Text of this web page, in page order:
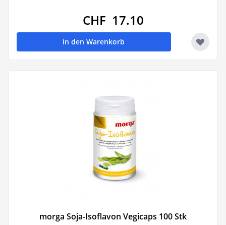
CHF 17.10
In den Warenkorb
morga Soja-Isoflavon Vegicaps 100 Stk